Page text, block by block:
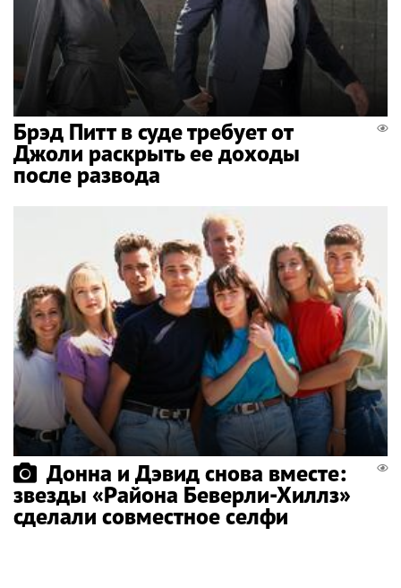
Брэд Питт в суде требует от
Джоли раскрыть ее доходы
после развода
Донна и Дэвид снова вместе:
звезды «Района Беверли-Хиллз»
сделали совместное селфи